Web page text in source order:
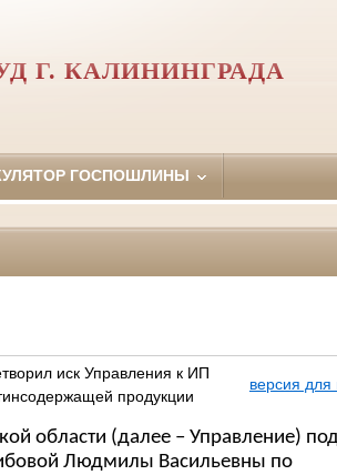
Г. КАЛИНИНГРАДА
ГОСПОШЛИНЫ
иск Управления к ИП
продукции
версия для
области (далее – Управление)
Людмилы Васильевны по